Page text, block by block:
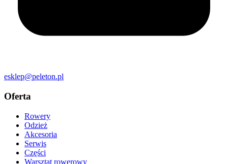
esklep@peleton.pl
Oferta
Rowery
Odzież
Akcesoria
Serwis
Części
Warsztat rowerowy